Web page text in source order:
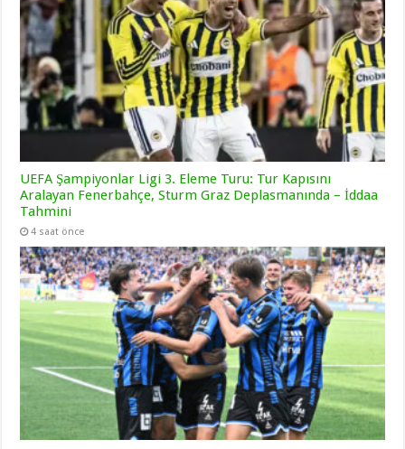
UEFA Şampiyonlar Ligi 3. Eleme Turu: Tur Kapısını
Aralayan Fenerbahçe, Sturm Graz Deplasmanında – İddaa
Tahmini
4 saat önce